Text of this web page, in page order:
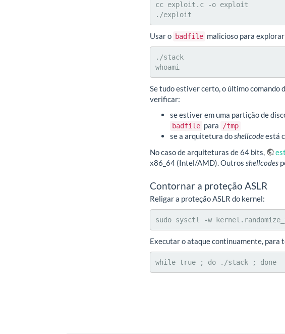
cc exploit.c -o exploit
./exploit
Usar o badfile malicioso para
./stack
whoami
Se tudo estiver certo, o último comando
verificar:
se estiver em uma partição de
badfile para /tmp
se a arquitetura doshellcodeestá
No caso de arquiteturas de 64 bits,
x86_64 (Intel/AMD). Outros shellcodes
Contornar a proteção ASLR
Religar a proteção ASLR do kernel:
sudo sysctl -w
Executar o ataque continuamente, para
while true ; do ./stack ; done